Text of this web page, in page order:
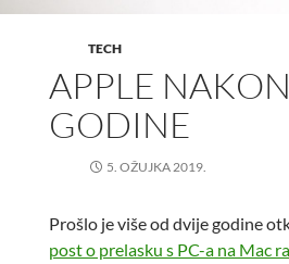
TECH
APPLE
GODINE
5. OŽUJKA 2019.
Prošlo je više od dvije godine
post o prelasku s PC-a na Mac